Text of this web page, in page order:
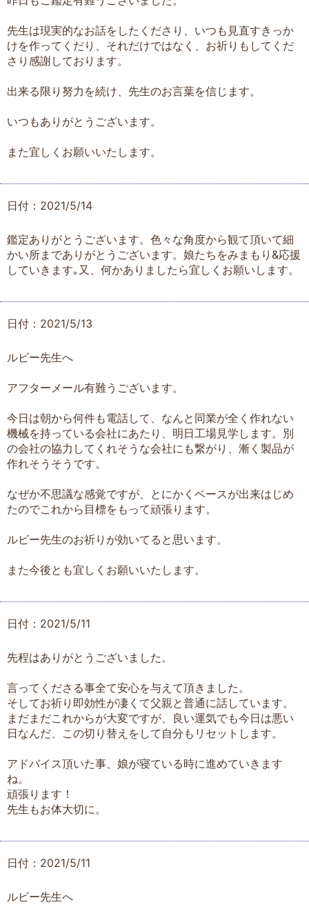
先生は現実的なお話をしたくださり、いつも見直すきっか
けを作ってくだり、それだけではなく、お祈りもしてくだ
さり感謝しております。
出来る限り努力を続け、先生のお言葉を信じます。
いつもありがとうございます。
また宜しくお願いいたします。
日付：2021/5/14
鑑定ありがとうございます。色々な角度から観て頂いて細
かい所までありがとうございます。娘たちをみまもり&応援
していきます｡又、何かありましたら宜しくお願いします。
日付：2021/5/13
ルビー先生へ
アフターメール有難うございます。
今日は朝から何件も電話して、なんと同業が全く作れない
機械を持っている会社にあたり、明日工場見学します。別
の会社の協力してくれそうな会社にも繋がり、漸く製品が
作れそうそうです。
なぜか不思議な感覚ですが、とにかくベースが出来はじめ
たのでこれから目標をもって頑張ります。
ルビー先生のお祈りが効いてると思います。
また今後とも宜しくお願いいたします。
日付：2021/5/11
先程はありがとうございました。
言ってくださる事全て安心を与えて頂きました。
そしてお祈り即効性が凄くて父親と普通に話しています。
まだまだこれからが大変ですが、良い運気でも今日は悪い
日なんだ、この切り替えをして自分もリセットします。
アドバイス頂いた事、娘が寝ている時に進めていきます
ね。
頑張ります！
先生もお体大切に。
日付：2021/5/11
ルビー先生へ